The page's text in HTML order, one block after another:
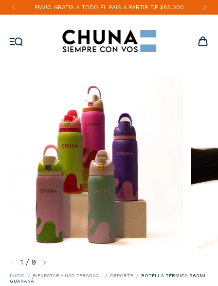
ENVIO GRATIS A TODO EL PAIS A PARTIR DE $85.000
1 / 9
INICIO / BIENESTAR Y USO PERSONAL / DEPORTE /
BOTELLA TÉRMICA 960ML
GUARANÁ